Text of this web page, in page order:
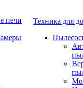
печи
Техника для